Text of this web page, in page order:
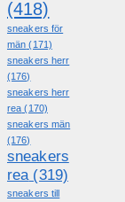
(418)
sneakers för
män (171)
sneakers herr
(176)
sneakers herr
rea (170)
sneakers män
(176)
sneakers
rea (319)
sneakers till